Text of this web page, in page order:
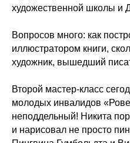
художественной школы и
Вопросов много: как
иллюстратором книги,
художник, вышедший
Второй мастер-класс
молодых инвалидов
неподдельный! Никита
и нарисовал не просто